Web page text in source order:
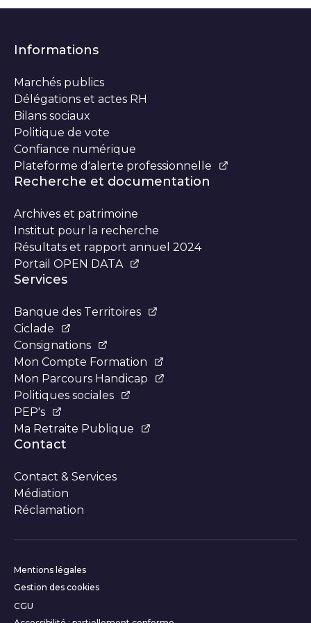
Informations
Marchés publics
Délégations et actes RH
Bilans sociaux
Politique de vote
Confiance numérique
Plateforme d’alerte professionnelle
Recherche et documentation
Archives et patrimoine
Institut pour la recherche
Résultats et rapport annuel 2024
Portail OPEN DATA
Services
Banque des Territoires
Ciclade
Consignations
Mon Compte Formation
Mon Parcours Handicap
Politiques sociales
PEP's
Ma Retraite Publique
Contact
Contact & Services
Médiation
Réclamation
Informations
Mentions légales
Gestion des cookies
CGU